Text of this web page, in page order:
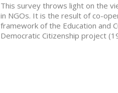
This survey throws light on the
in NGOs. It is the result of co-
framework of the Education and
Democratic Citizenship project